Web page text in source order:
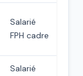
Salarié
FPH cadre
Salarié